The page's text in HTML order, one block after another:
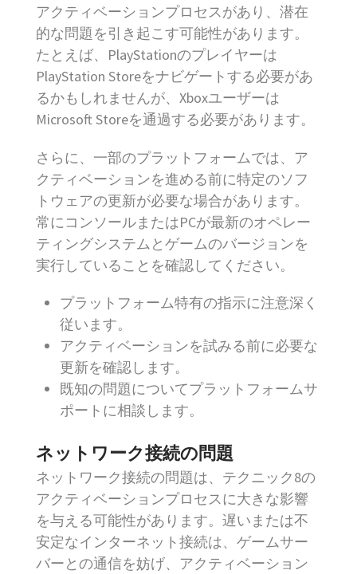
アクティベーションプロセスがあり、潜在
的な問題を引き起こす可能性があります。
たとえば、PlayStationのプレイヤーは
PlayStation Storeをナビゲートする必要があ
るかもしれませんが、Xboxユーザーは
Microsoft Storeを通過する必要があります。
さらに、一部のプラットフォームでは、ア
クティベーションを進める前に特定のソフ
トウェアの更新が必要な場合があります。
常にコンソールまたはPCが最新のオペレー
ティングシステムとゲームのバージョンを
実行していることを確認してください。
プラットフォーム特有の指示に注意深く
従います。
アクティベーションを試みる前に必要な
更新を確認します。
既知の問題についてプラットフォームサ
ポートに相談します。
ネットワーク接続の問題
ネットワーク接続の問題は、テクニック8の
アクティベーションプロセスに大きな影響
を与える可能性があります。遅いまたは不
安定なインターネット接続は、ゲームサー
バーとの通信を妨げ、アクティベーション